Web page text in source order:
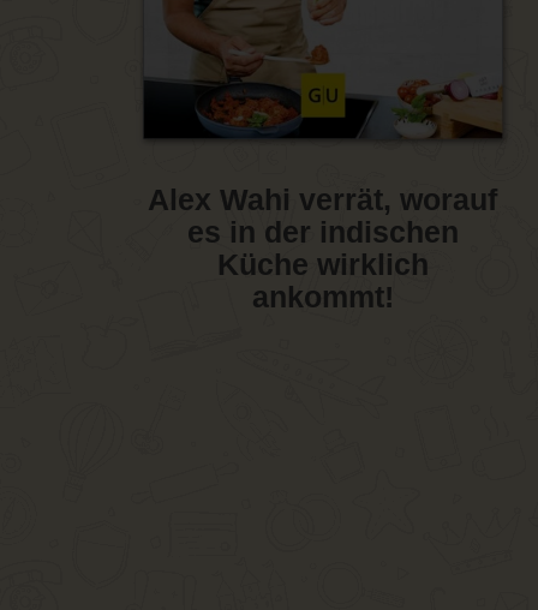
Alex Wahi verrät, worauf
es in der indischen
Küche wirklich
ankommt!